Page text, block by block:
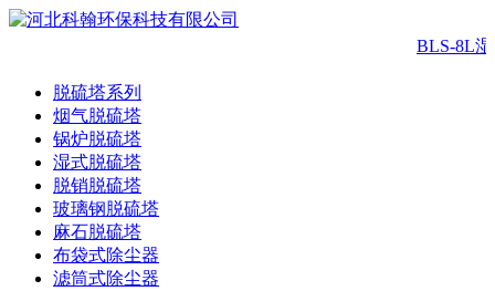
BLS-8L
脱硫塔系列
烟气脱硫塔
锅炉脱硫塔
湿式脱硫塔
脱销脱硫塔
玻璃钢脱硫塔
麻石脱硫塔
布袋式除尘器
滤筒式除尘器